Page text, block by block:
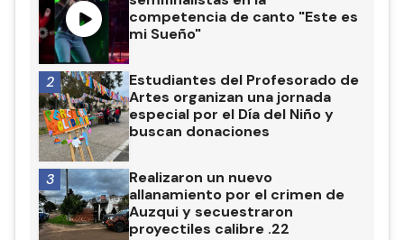
competencia de canto "Este es
mi Sueño"
Estudiantes del Profesorado de
Artes organizan una jornada
especial por el Día del Niño y
buscan donaciones
2
Realizaron un nuevo
allanamiento por el crimen de
Auzqui y secuestraron
proyectiles calibre .22
3